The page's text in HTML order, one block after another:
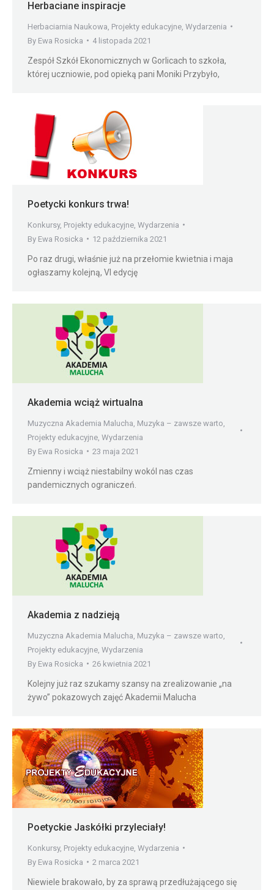
Herbaciane inspiracje
Herbaciarnia Naukowa Projekty edukacyjne Wydarzenia
By Ewa Rosicka 4 listopada 2021
Zespół Szkół Ekonomicznych w Gorlicach to szkoła,
której uczniowie, pod opieką pani Moniki Przybyło,
Poetycki konkurs trwa!
Konkursy, Projekty edukacyjne Wydarzenia
By Ewa Rosicka 12 października 2021
Po raz drugi, właśnie już na przełomie kwietnia i maja
ogłaszamy kolejną, VI edycję
Akademia wciąż wirtualna
Muzyczna Akademia Malucha Muzyka – zawsze warto
Projekty edukacyjne Wydarzenia
By Ewa Rosicka 23 maja 2021
Zmienny i wciąż niestabilny wokól nas czas
pandemicznych ograniczeń.
Akademia z nadzieją
Muzyczna Akademia Malucha Muzyka – zawsze warto
Projekty edukacyjne Wydarzenia
By Ewa Rosicka 26 kwietnia 2021
Kolejny już raz szukamy szansy na zrealizowanie „na
żywo” pokazowych zajęć Akademii Malucha
Poetyckie Jaskółki przyleciały!
Konkursy, Projekty edukacyjne Wydarzenia
By Ewa Rosicka 2 marca 2021
Niewiele brakowało, by za sprawą przedłużającego się